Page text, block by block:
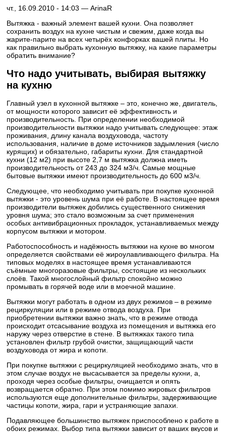
чт., 16.09.2010 - 14:03 — ArinaR
Вытяжка - важный элемент вашей кухни. Она позволяет
сохранить воздух на кухне чистым и свежим, даже когда вы
жарите-парите на всех четырёх конфорках вашей плиты. Но
как правильно выбрать кухонную вытяжку, на какие параметры
обратить внимание?
Что надо учитывать, выбирая вытяжку
на кухню
Главный узел в кухонной вытяжке – это, конечно же, двигатель,
от мощности которого зависит её эффективность и
производительность. При определении необходимой
производительности вытяжки надо учитывать следующее: этаж
проживания, длину канала воздуховода, частоту
использования, наличие в доме источников задымления (число
курящих) и обязательно, габариты кухни. Для стандартной
кухни (12 м2) при высоте 2,7 м вытяжка должна иметь
производительность от 243 до 324 м3/ч. Самые мощные
бытовые вытяжки имеют производительность до 600 м3/ч.
Следующее, что необходимо учитывать при покупке кухонной
вытяжки - это уровень шума при её работе. В настоящее время
производители вытяжек добились существенного снижения
уровня шума; это стало возможным за счет применения
особых антивибрационных прокладок, устанавливаемых между
корпусом вытяжки и мотором.
Работоспособность и надёжность вытяжки на кухне во многом
определяется свойствами её жироулавливающего фильтра. На
типовых моделях в настоящее время устанавливаются
съёмные многоразовые фильтры, состоящие из нескольких
слоёв. Такой многослойный фильтр спокойно можно
промывать в горячей воде или в моечной машине.
Вытяжки могут работать в одном из двух режимов – в режиме
рециркуляции или в режиме отвода воздуха. При
приобретении вытяжки важно знать, что в режиме отвода
происходит отсасывание воздуха из помещения и вытяжка его
наружу через отверстие в стене. В вытяжках такого типа
установлен фильтр грубой очистки, защищающий части
воздуховода от жира и копоти.
При покупке вытяжки с рециркуляцией необходимо знать, что в
этом случае воздух не высасывается за пределы кухни, а,
проходя через особые фильтры, очищается и опять
возвращается обратно. При этом помимо жировых фильтров
используются еще дополнительные фильтры, задерживающие
частицы копоти, жира, гари и устраняющие запахи.
Подавляющее большинство вытяжек приспособлено к работе в
обоих режимах. Выбор типа вытяжки зависит от ваших вкусов и